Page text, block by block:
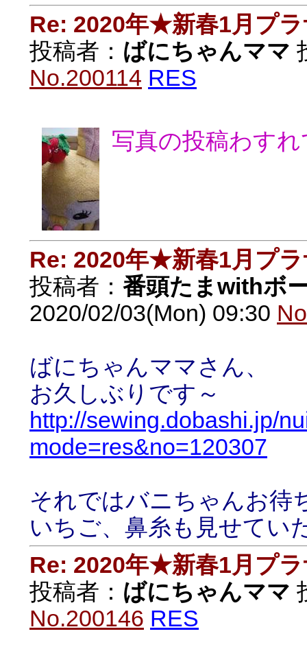
Re: 2020年★新春1月プ
投稿者： ばにちゃんママ
No.200114 RES
写真の投稿わす
Re: 2020年★新春1月プ
投稿者： 番頭たまwithボ
2020/02/03(Mon) 09:30
ばにちゃんママさん、
お久しぶりです～
http://sewing.dobashi.jp/
mode=res&no=120307
それではバニちゃんお待
いちご、鼻糸も見せてい
Re: 2020年★新春1月プ
投稿者： ばにちゃんママ
No.200146 RES